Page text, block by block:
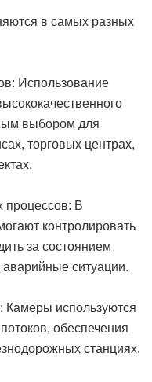
в самых разных
Использование
выбором для
торговых центрах,
процессов: В
контролировать
за состоянием
ситуации.
Камеры используются
обеспечения
станциях.